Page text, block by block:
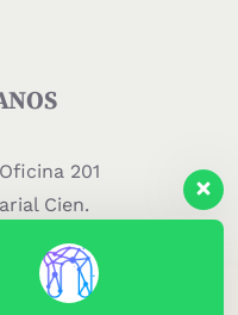
201
Cien.
1007